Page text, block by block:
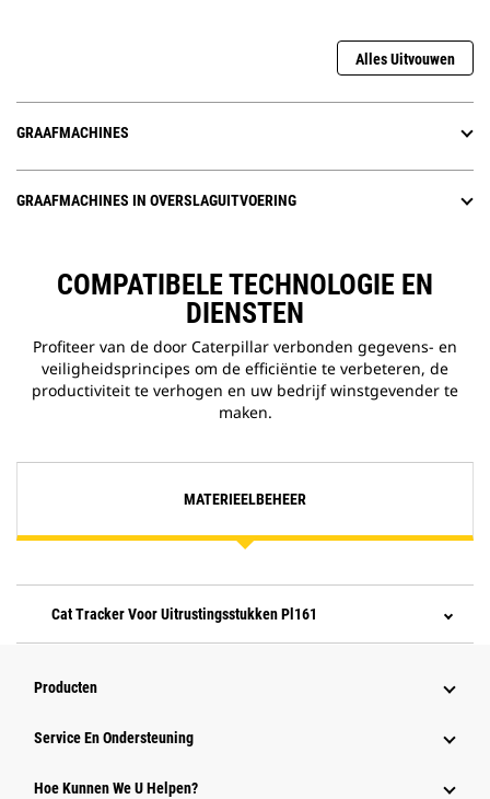
Alles Uitvouwen
GRAAFMACHINES
GRAAFMACHINES IN OVERSLAGUITVOERING
COMPATIBELE TECHNOLOGIE EN
DIENSTEN
Profiteer van de door Caterpillar verbonden gegevens- en
veiligheidsprincipes om de efficiëntie te verbeteren, de
productiviteit te verhogen en uw bedrijf winstgevender te
maken.
MATERIEELBEHEER
Cat Tracker Voor Uitrustingsstukken Pl161
Producten
Service En Ondersteuning
Hoe Kunnen We U Helpen?